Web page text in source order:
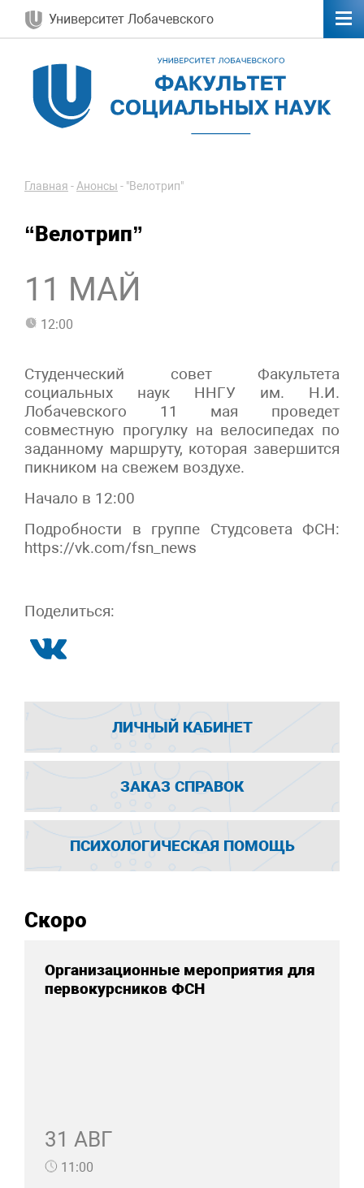
Университет Лобачевского
Главная -Анонсы - "Велотрип"
“Велотрип”
11 МАЙ
12:00
Студенческий совет Факультета
социальных наук ННГУ им. Н.И.
Лобачевского 11 мая проведет
совместную прогулку на велосипедах по
заданному маршруту, которая завершится
пикником на свежем воздухе.
Начало в 12:00
Подробности в группе Студсовета ФСН:
https://vk.com/fsn_news
Поделиться:
ЛИЧНЫЙ КАБИНЕТ
ЗАКАЗ СПРАВОК
ПСИХОЛОГИЧЕСКАЯ ПОМОЩЬ
Скоро
Организационные мероприятия для
первокурсников ФСН
31 АВГ
11:00